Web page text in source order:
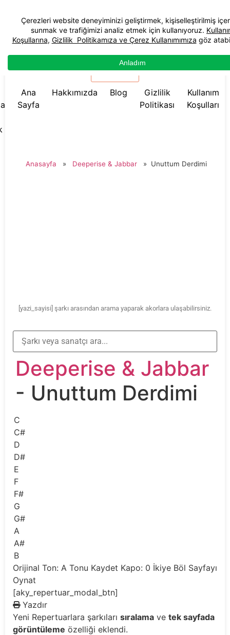
☰ Menü
Ana
Sayfa
Hakkımızda Blog
Gizlilik
Politikası
Kullanım
Koşulları
Anasayfa » Deeperise & Jabbar » Unuttum Derdimi
[yazi_sayisi] şarkı arasından arama yaparak akorlara ulaşabilirsiniz.
Deeperise & Jabbar
- Unuttum Derdimi
C
C#
D
D#
E
F
F#
G
G#
A
A#
B
Orijinal Ton: A Tonu Kaydet Kapo: 0 İkiye Böl Sayfayı
Oynat
[aky_repertuar_modal_btn]
Yazdır
Yeni Repertuarlara şarkıları sıralama ve tek sayfada
görüntüleme özelliği eklendi.